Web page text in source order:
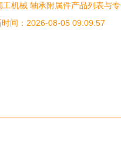
工机械 轴承附属件产品列表与专
业配套服务
时间：2026-08-05 09:09:57